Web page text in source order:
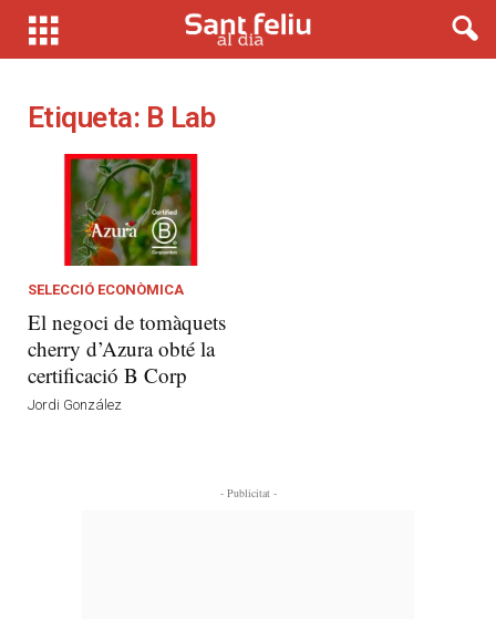
Etiqueta: B Lab
SELECCIÓ ECONÒMICA
El negoci de tomàquets
cherry d’Azura obté la
certificació B Corp
Jordi González
- Publicitat -